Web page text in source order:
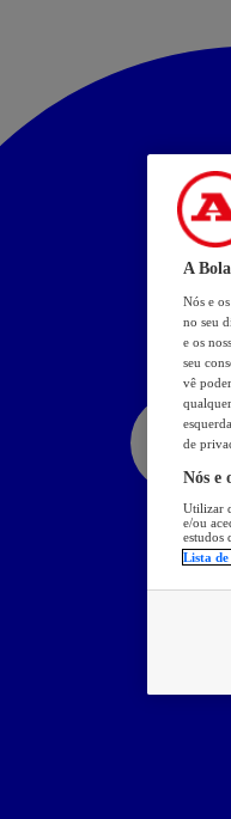
A
Nós e
no seu
e os
seu
vê
de
Nós e
Utilizar
e/ou
estudos
Lista